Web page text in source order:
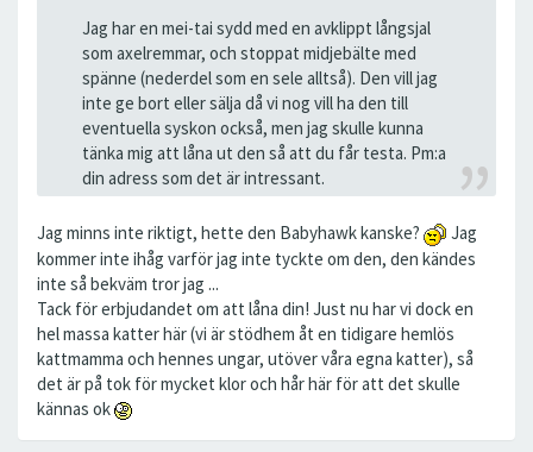
Jag har en mei-tai sydd med en avklippt långsjal
som axelremmar, och stoppat midjebälte med
spänne (nederdel som en sele alltså). Den vill jag
inte ge bort eller sälja då vi nog vill ha den till
eventuella syskon också, men jag skulle kunna
tänka mig att låna ut den så att du får testa. Pm:a
din adress som det är intressant.
Jag minns inte riktigt, hette den Babyhawk kanske?
Jag
kommer inte ihåg varför jag inte tyckte om den, den kändes
inte så bekväm tror jag ...
Tack för erbjudandet om att låna din! Just nu har vi dock en
hel massa katter här (vi är stödhem åt en tidigare hemlös
kattmamma och hennes ungar, utöver våra egna katter), så
det är på tok för mycket klor och hår här för att det skulle
kännas ok